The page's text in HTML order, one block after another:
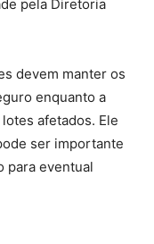
pela Diretoria
devem manter os
enquanto a
afetados. Ele
ser importante
para eventual